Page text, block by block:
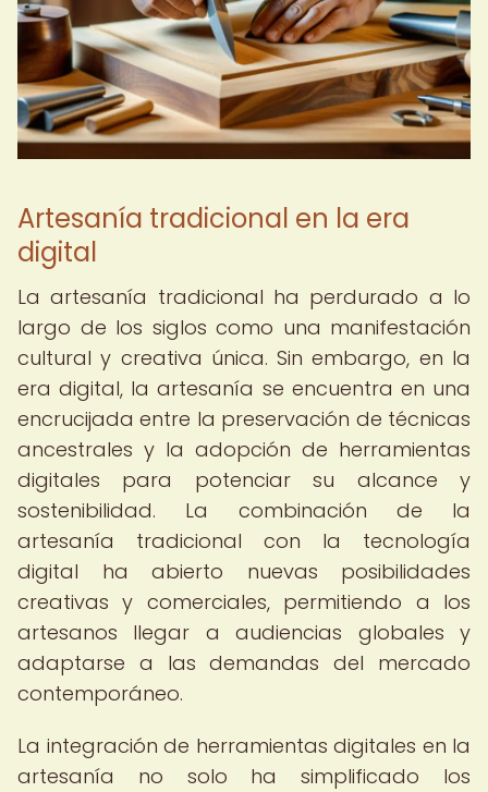
Artesanía tradicional en la era
digital
La artesanía tradicional ha perdurado a lo
largo de los siglos como una manifestación
cultural y creativa única. Sin embargo, en la
era digital, la artesanía se encuentra en una
encrucijada entre la preservación de técnicas
ancestrales y la adopción de herramientas
digitales para potenciar su alcance y
sostenibilidad. La combinación de la
artesanía tradicional con la tecnología
digital ha abierto nuevas posibilidades
creativas y comerciales, permitiendo a los
artesanos llegar a audiencias globales y
adaptarse a las demandas del mercado
contemporáneo.
La integración de herramientas digitales en la
artesanía no solo ha simplificado los